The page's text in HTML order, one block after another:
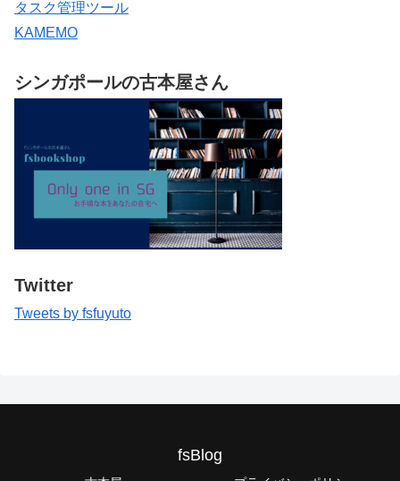
タスク管理ツール
KAMEMO
シンガポールの古本屋さん
Twitter
Tweets by fsfuyuto
fsBlog